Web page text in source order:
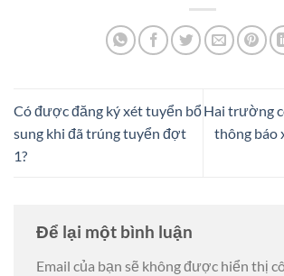
Có được đăng ký xét tuyển bổ
sung khi đã trúng tuyển đợt
1?
Hai trường
thông báo
Để lại một bình luận
Email của bạn sẽ không được hiển thị